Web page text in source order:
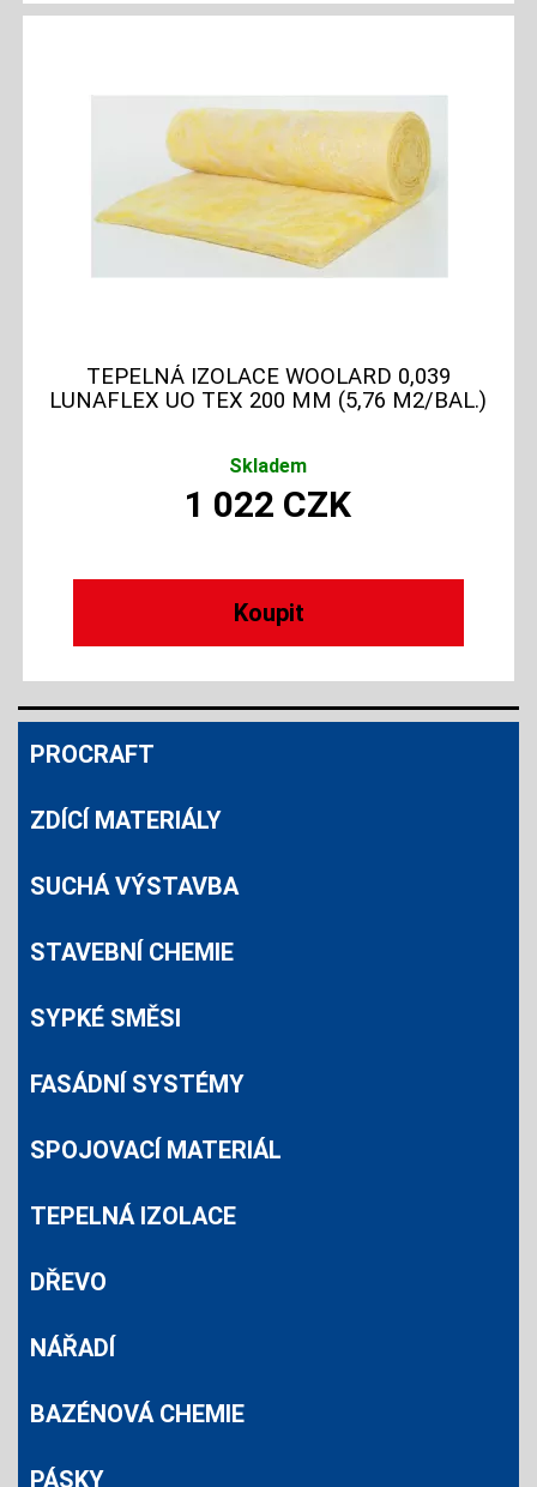
TEPELNÁ IZOLACE WOOLARD 0,039
LUNAFLEX UO TEX 200 MM (5,76 M2/BAL.)
Skladem
1 022 CZK
PROCRAFT
ZDÍCÍ MATERIÁLY
SUCHÁ VÝSTAVBA
STAVEBNÍ CHEMIE
SYPKÉ SMĚSI
FASÁDNÍ SYSTÉMY
SPOJOVACÍ MATERIÁL
TEPELNÁ IZOLACE
DŘEVO
NÁŘADÍ
BAZÉNOVÁ CHEMIE
PÁSKY